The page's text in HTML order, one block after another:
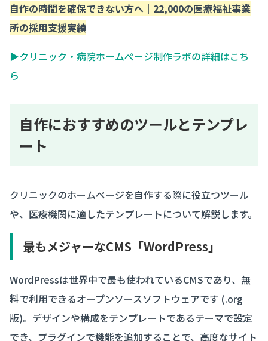
自作の時間を確保できない方へ｜22,000の医療福祉事業
所の採用支援実績
▶クリニック・病院ホームぺージ制作ラボの詳細はこち
ら
自作におすすめのツールとテンプレ
ート
クリニックのホームページを自作する際に役立つツール
や、医療機関に適したテンプレートについて解説します。
最もメジャーなCMS「WordPress」
WordPressは世界中で最も使われているCMSであり、無
料で利用できるオープンソースソフトウェアです (.org
版)。デザインや構成をテンプレートであるテーマで設定
でき、プラグインで機能を追加することで、高度なサイト